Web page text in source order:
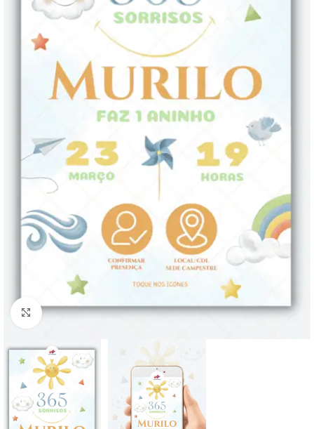
Clique para ampliar